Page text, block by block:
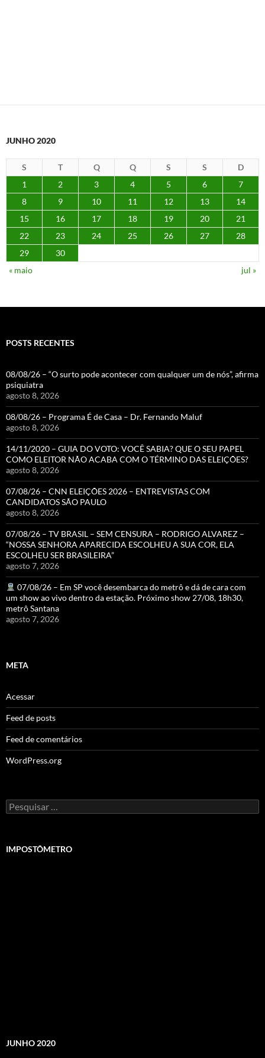
JUNHO 2020
S T Q Q S S
D
1
2 3 4 5 6
7
8
9 10 11 12 13
14
15
16 17 18 19 20
21
22
23 24 25 26 27
28
29
30
« maio
jul »
POSTS RECENTES
08/08/26 – “O surto pode acontecer com qualquer um de nós”, afirma
psiquiatra
agosto 8, 2026
08/08/26 – Programa É de Casa – Dr. Fernando Maluf
agosto 8, 2026
14/11/2020 – GUIA DO VOTO: VOCÊ SABIA? QUE O SEU PAPEL
COMO ELEITOR NÃO ACABA COM O TÉRMINO DAS ELEIÇÕES?
agosto 8, 2026
07/08/26 – CNN ELEIÇÕES 2026 – ENTREVISTAS COM
CANDIDATOS SÃO PAULO
agosto 8, 2026
07/08/26 – TV BRASIL – SEM CENSURA – RODRIGO ALVAREZ –
“NOSSA SENHORA APARECIDA ESCOLHEU A SUA COR, ELA
ESCOLHEU SER BRASILEIRA”
agosto 7, 2026
07/08/26 – Em SP você desembarca do metrô e dá de cara com
um show ao vivo dentro da estação. Próximo show 27/08, 18h30,
metrô Santana
agosto 7, 2026
META
Acessar
Feed de posts
Feed de comentários
WordPress.org
Pesquisar
por:
IMPOSTÔMETRO
JUNHO 2020